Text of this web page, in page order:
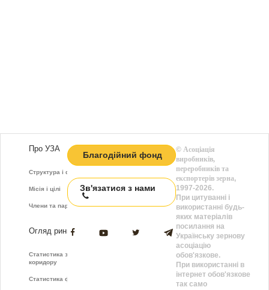
Про УЗА
Структура і функції
Місія і цілі
Члени та партнери
Огляд ринку
Статистика зернового
коридору
Статистика фрахту
Благодійний фонд
Зв'язатися з нами
©Асоціація
виробників,
переробників та
експортерів зерна,
1997-2026.
При цитуванні і
використанні будь-
яких матеріалів
посилання на
Українську зернову
асоціацію
обов'язкове.
При використанні в
інтернет обов'язкове
так само